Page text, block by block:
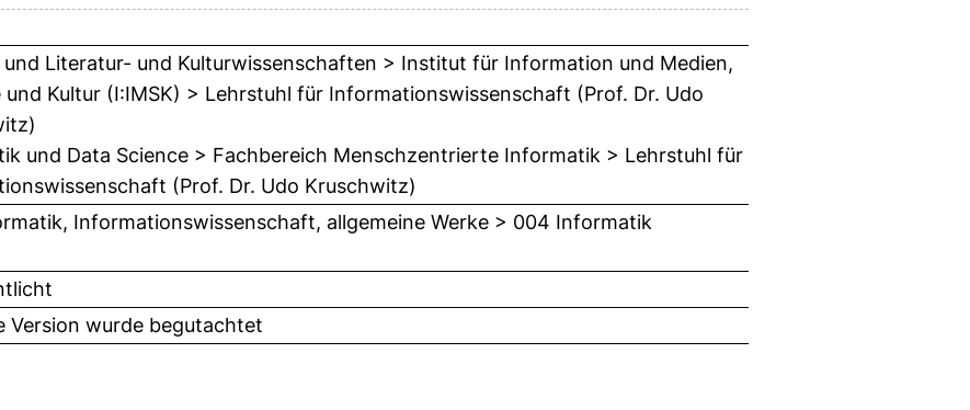
und Literatur- und Kulturwissenschaften > Institut für Information und Medien,
und Kultur (I:IMSK) > Lehrstuhl für Informationswissenschaft (Prof. Dr. Udo
und Data Science > Fachbereich Menschzentrierte Informatik > Lehrstuhl für
(Prof. Dr. Udo Kruschwitz)
Informationswissenschaft, allgemeine Werke > 004 Informatik
Version wurde begutachtet